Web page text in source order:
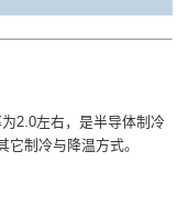
2.0左右，是半导体制冷
它制冷与降温方式。